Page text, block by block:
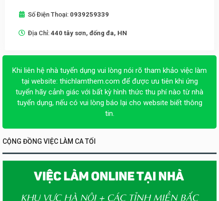
Số Điện Thoại: 0939259339
Địa Chỉ: 440 tây sơn, đống đa, HN
Khi liên hệ nhà tuyển dụng vui lòng nói rõ tham khảo việc làm
tại website: thichlamthem.com để được ưu tiên khi ứng
tuyển hãy cảnh giác với bất kỳ hình thức thu phí nào từ nhà
tuyển dụng, nếu có vui lòng báo lại cho website biết thông
tin.
CỘNG ĐỒNG VIỆC LÀM CA TỐI